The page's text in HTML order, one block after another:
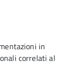
in
correlati al